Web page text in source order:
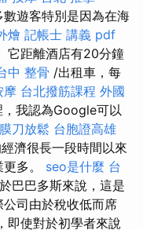
數遊客特別是因為在海
燴 記帳士 講義 pdf
它距離酒店有20分鐘
中 整骨 /出租車，每
摩 台北撥筋課程 外國
，我認為Google可以
刀放鬆 台胞證高雄
濟很長一段時間以來
多。 seo是什麼 台
巴巴多斯來說，這是
司由於稅收低而席
即使對於初學者來說